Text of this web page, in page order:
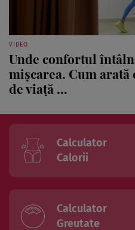
VIDEO
Unde confortul
mișcarea. Cum
de viață ...
Calculator
Calorii
Calculator
Greutate